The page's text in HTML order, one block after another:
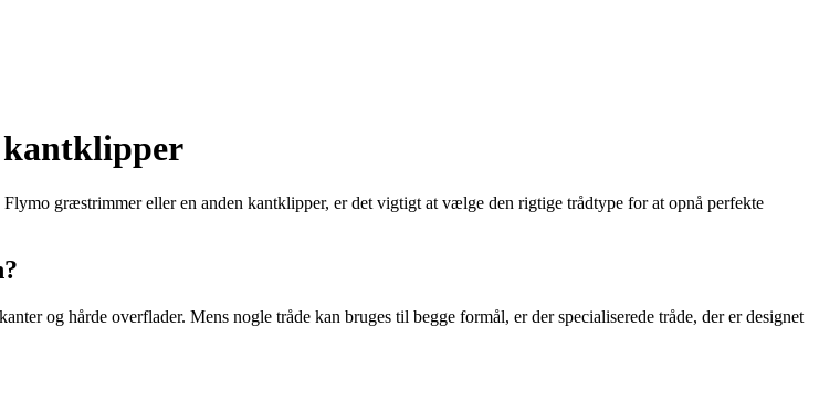
græstrimmer eller en anden kantklipper, er det vigtigt at vælge den rigtige trådtype for at opnå perfekte
og hårde overflader. Mens nogle tråde kan bruges til begge formål, er der specialiserede tråde, der er designet